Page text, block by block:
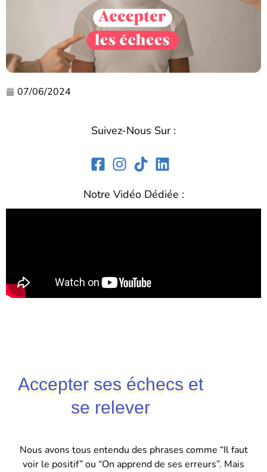
07/06/2024
Suivez-Nous Sur :
Notre Vidéo Dédiée :
Accepter ses échecs et
se relever
Nous avons tous entendu des phrases comme “Il faut
voir le positif” ou “On apprend de ses erreurs”. Mais